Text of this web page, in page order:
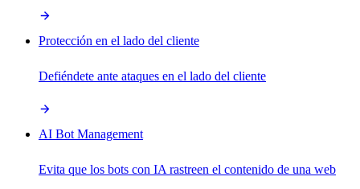
Protección en el lado del cliente
Defiéndete ante ataques en el lado del cliente
AI Bot Management
Evita que los bots con IA rastreen el contenido de una web